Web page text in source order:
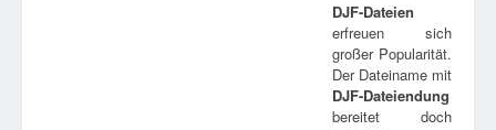
DJF-Dateien
erfreuen sich
großer Popularität.
Der Dateiname mit
DJF-Dateiendung
bereitet doch